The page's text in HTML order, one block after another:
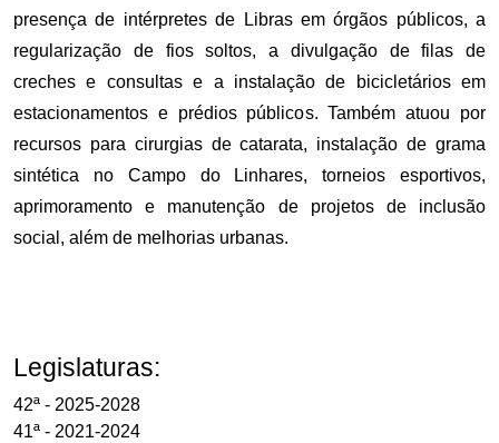
presença de intérpretes de Libras em órgãos públicos, a
regularização de fios soltos, a divulgação de filas de
creches e consultas e a instalação de bicicletários em
estacionamentos e prédios públicos. Também atuou por
recursos para cirurgias de catarata, instalação de grama
sintética no Campo do Linhares, torneios esportivos,
aprimoramento e manutenção de projetos de inclusão
social, além de melhorias urbanas.
Legislaturas:
42ª - 2025-2028
41ª - 2021-2024